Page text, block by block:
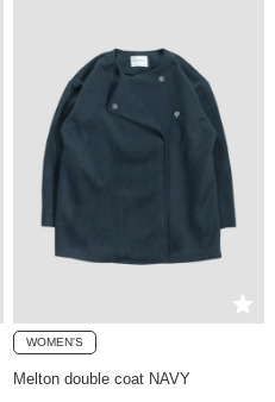
WOMEN'S
Melton double coat NAVY